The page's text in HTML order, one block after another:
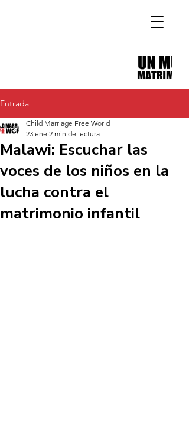
Entrada
Malawi: Escuchar las
voces de los niños en la
lucha contra el
matrimonio infantil
Child Marriage Free World
23 ene 2 min de lectura